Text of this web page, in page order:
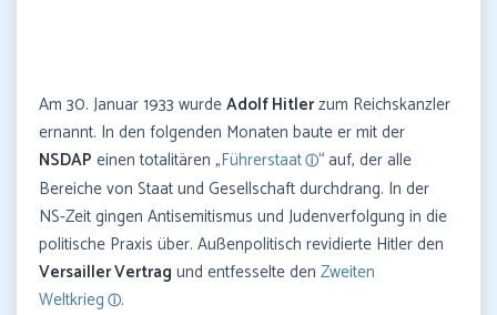
Am 30. Januar 1933 wurdeAdolf Hitlerzum Reichskanzler
ernannt. In den folgenden Monaten baute er mit der
NSDAP einen totalitären „Führerstaat “ auf, der alle
Bereiche von Staat und Gesellschaft durchdrang. In der
NS-Zeit gingen Antisemitismus und Judenverfolgung in die
politische Praxis über. Außenpolitisch revidierte Hitler den
Versailler Vertrag und entfesselte den Zweiten
Weltkrieg
.